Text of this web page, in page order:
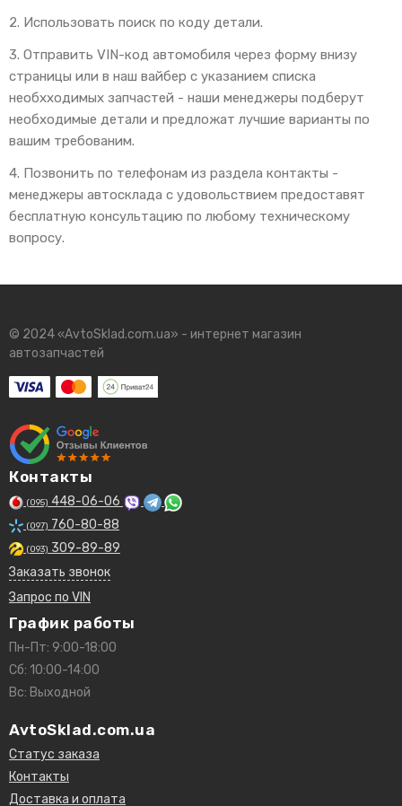
2. Использовать поиск по коду детали.
3. Отправить VIN-код автомобиля через форму внизу
страницы или в наш вайбер с указанием списка
необхходимых запчастей - наши менеджеры подберут
необходимые детали и предложат лучшие варианты по
вашим требованим.
4. Позвонить по телефонам из раздела контакты -
менеджеры автосклада с удовольствием предоставят
бесплатную консультацию по любому техническому
вопросу.
© 2024 «AvtoSklad.com.ua» - интернет магазин
автозапчастей
Контакты
(095) 448-06-06
(097) 760-80-88
(093) 309-89-89
Заказать звонок
Запрос по VIN
График работы
Пн-Пт: 9:00-18:00
Сб: 10:00-14:00
Вс: Выходной
AvtoSklad.com.ua
Статус заказа
Контакты
Доставка и оплата